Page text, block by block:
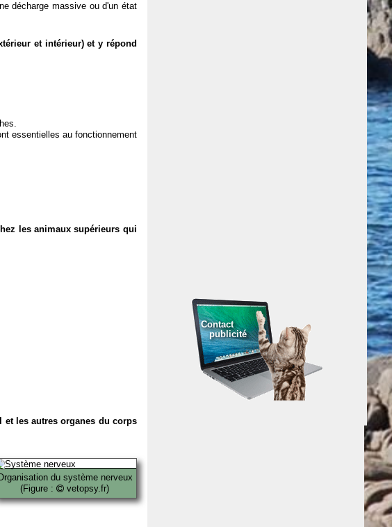
décharge massive ou d'un état
et intérieur) et y répond
essentielles au fonctionnement
les animaux supérieurs qui
et les autres organes du corps
du système nerveux
(Figure :
vetopsy.fr)
Contact
publicité